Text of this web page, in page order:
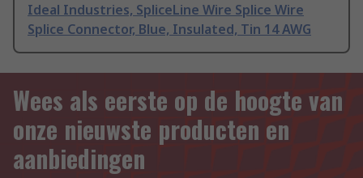
Ideal Industries, SpliceLine Wire Splice Wire
Splice Connector, Blue, Insulated, Tin 14 AWG
Wees als eerste op de hoogte van
onze nieuwste producten en
aanbiedingen